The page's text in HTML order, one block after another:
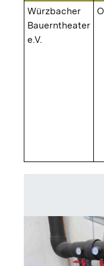
Würzbacher
Bauerntheater
e.V.